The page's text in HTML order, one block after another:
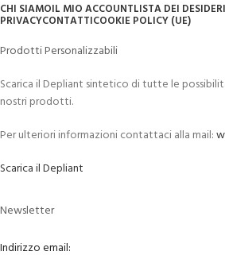
CHI SIAMOIL MIO ACCOUNTLISTA DEI DESIDERI
PRIVACYCONTATTICOOKIE POLICY (UE)
Prodotti Personalizzabili
Scarica il Depliant sintetico di tutte le
nostri prodotti.
Per ulteriori informazioni contattaci alla mail:
Scarica il Depliant
Newsletter
Indirizzo email: